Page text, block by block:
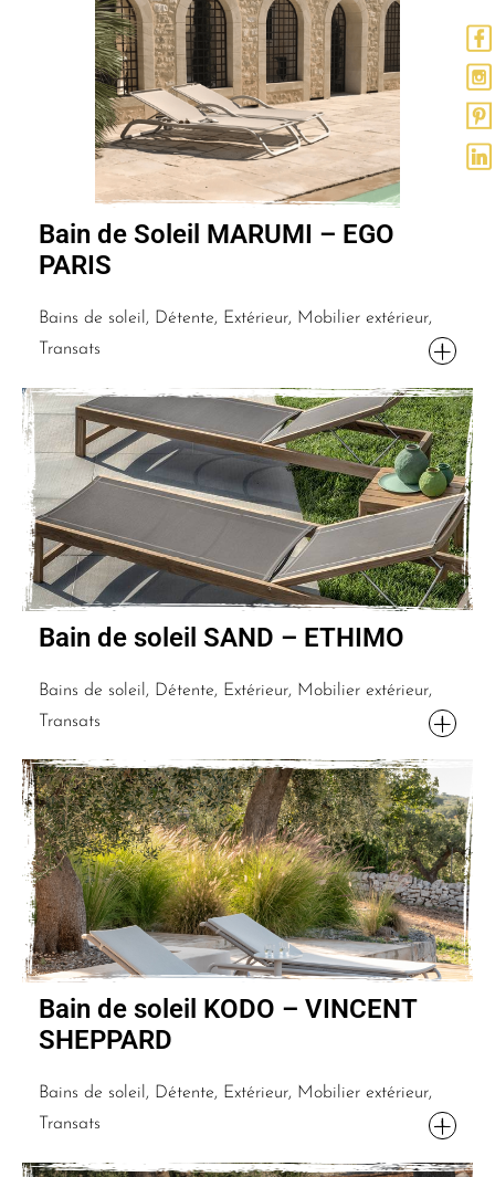
Bain de Soleil MARUMI – EGO
PARIS
Bains de soleil, Détente, Extérieur, Mobilier extérieur,
Transats
Bain de soleil SAND – ETHIMO
Bains de soleil, Détente, Extérieur, Mobilier extérieur,
Transats
Bain de soleil KODO – VINCENT
SHEPPARD
Bains de soleil, Détente, Extérieur, Mobilier extérieur,
Transats